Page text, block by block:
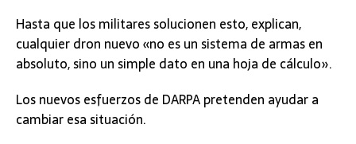
Hasta que los militares solucionen esto, explican,
cualquier dron nuevo «no es un sistema de armas en
absoluto, sino un simple dato en una hoja de cálculo».
Los nuevos esfuerzos de DARPA pretenden ayudar a
cambiar esa situación.